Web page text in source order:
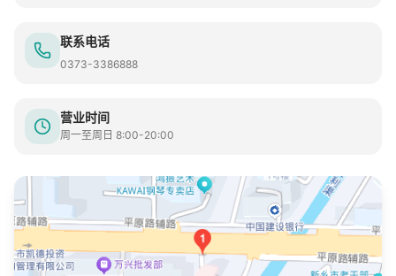
联系电话
0373-3386888
营业时间
周一至周日 8:00-20:00